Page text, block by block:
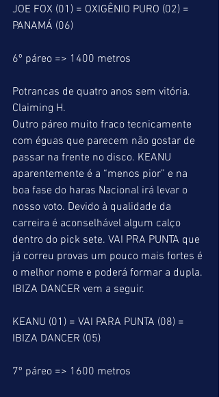
JOE FOX (01) = OXIGÊNIO PURO (02) =
PANAMÁ (06)
6º páreo => 1400 metros
Potrancas de quatro anos sem vitória.
Claiming H.
Outro páreo muito fraco tecnicamente
com éguas que parecem não gostar de
passar na frente no disco. KEANU
aparentemente é a “menos pior” e na
boa fase do haras Nacional irá levar o
nosso voto. Devido à qualidade da
carreira é aconselhável algum calço
dentro do pick sete. VAI PRA PUNTA que
já correu provas um pouco mais fortes é
o melhor nome e poderá formar a dupla.
IBIZA DANCER vem a seguir.
KEANU (01) = VAI PARA PUNTA (08) =
IBIZA DANCER (05)
7º páreo => 1600 metros